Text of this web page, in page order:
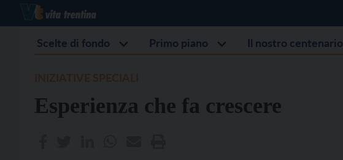
Scelte di fondo Primo piano Il nostro centenario
Esperienza che fa crescere